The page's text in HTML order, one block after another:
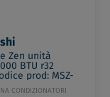
Zen unità
BTU r32
prod: MSZ-
CONDIZIONATORI